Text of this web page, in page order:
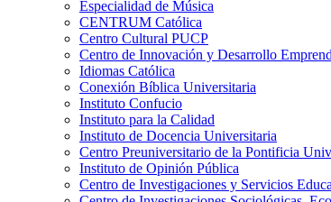
Especialidad de Música
CENTRUM Católica
Centro Cultural PUCP
Centro de Innovación y Desarrollo
Idiomas Católica
Conexión Bíblica Universitaria
Instituto Confucio
Instituto para la Calidad
Instituto de Docencia Universitaria
Centro Preuniversitario de la Pontificia
Instituto de Opinión Pública
Centro de Investigaciones y Servicios